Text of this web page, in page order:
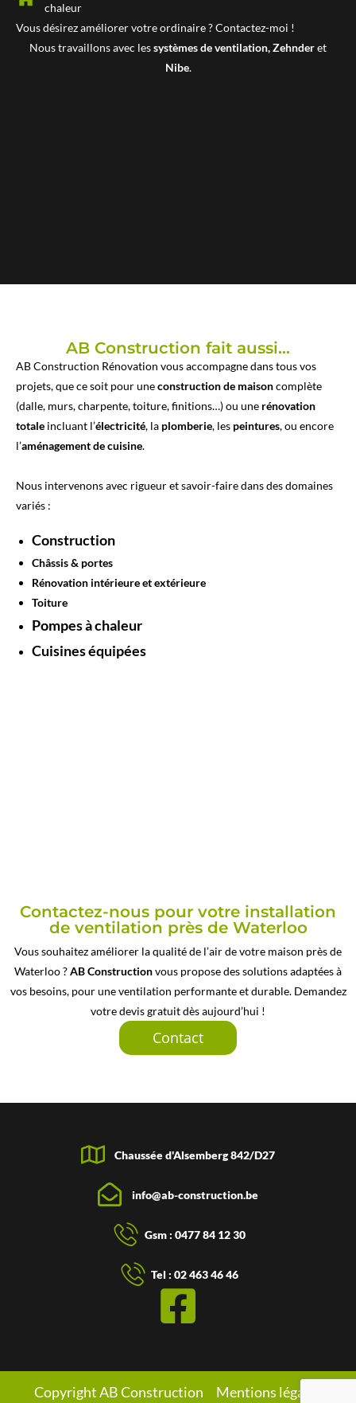
chaleur
Vous désirez améliorer votre ordinaire ? Contactez-moi !
Nous travaillons avec lessystèmes de ventilation, Zehnderet
Nibe.
AB Construction fait aussi...
AB Construction Rénovation vous accompagne dans tous vos
projets, que ce soit pour uneconstruction de maisoncomplète
(dalle, murs, charpente, toiture, finitions…) ou une rénovation
totale incluant l’électricité, la plomberie, les peintures, ou encore
l’aménagement de cuisine.
Nous intervenons avec rigueur et savoir-faire dans des domaines
variés :
Construction
Châssis & portes
Rénovation intérieure et extérieure
Toiture
Pompes à chaleur
Cuisines équipées
Contactez-nous pour votre installation
de ventilation près de Waterloo
Vous souhaitez améliorer la qualité de l’air de votre maison près de
Waterloo ?AB Constructionvous propose des solutions adaptées à
vos besoins, pour une ventilation performante et durable. Demandez
votre devis gratuit dès aujourd’hui !
Contact
Chaussée d'Alsemberg 842/D27
info@ab-construction.be
Gsm : 0477 84 12 30
Tel : 02 463 46 46
Copyright AB Construction Mentions légales